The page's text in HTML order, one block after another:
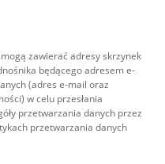
zawierać adresy skrzynek
będącego adresem e-
(adres e-mail oraz
w celu przesłania
przetwarzania danych przez
przetwarzania danych